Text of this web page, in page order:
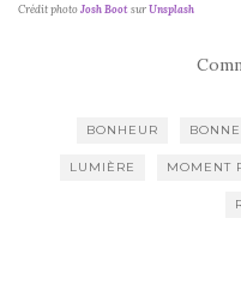
Crédit photoJosh Boot surUnsplash
BONHEUR
LUMIÈRE MOMENT